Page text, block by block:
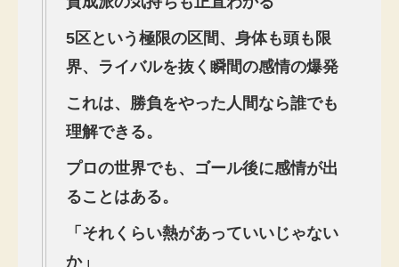
5区という極限の区間、身体も頭も限
界、ライバルを抜く瞬間の感情の爆発
これは、勝負をやった人間なら誰でも
理解できる。
プロの世界でも、ゴール後に感情が出
ることはある。
「それくらい熱があっていいじゃない
か」